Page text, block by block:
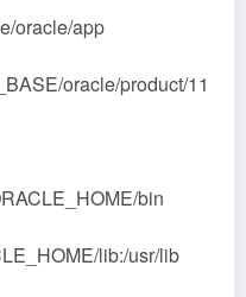
oracle/app
oracle/product/11
bin
lib:/usr/lib